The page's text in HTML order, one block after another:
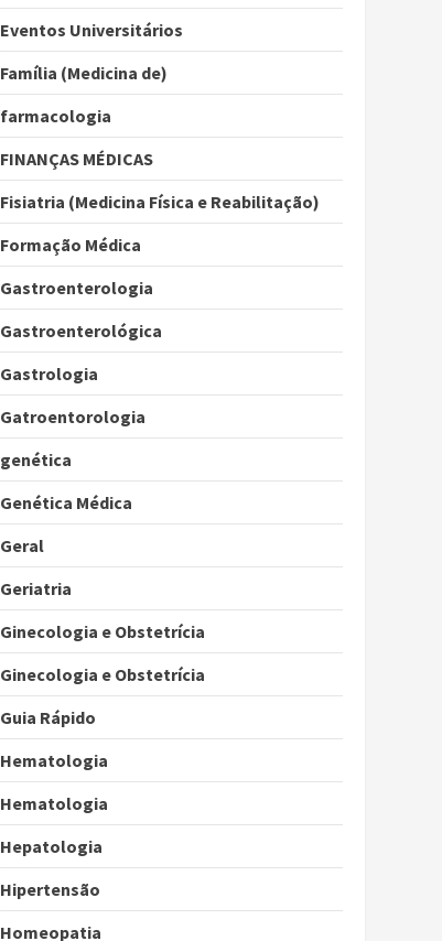
Eventos Universitários
Família (Medicina de)
farmacologia
FINANÇAS MÉDICAS
Fisiatria (Medicina Física e Reabilitação)
Formação Médica
Gastroenterologia
Gastroenterológica
Gastrologia
Gatroentorologia
genética
Genética Médica
Geral
Geriatria
Ginecologia e Obstetrícia
Ginecologia e Obstetrícia
Guia Rápido
Hematologia
Hematologia
Hepatologia
Hipertensão
Homeopatia